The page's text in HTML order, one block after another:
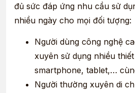
đủ sức đáp ứng nhu cầu sử
nhiều ngày cho mọi đối tượng:
Người dùng công nghệ
xuyên sử dụng nhiều
smartphone, tablet,…
Người thường xuyên di